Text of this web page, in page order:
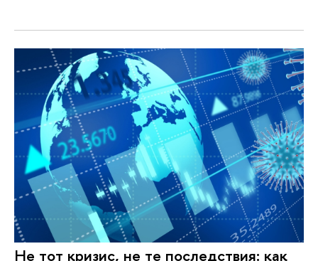
Не тот кризис, не те последствия: как